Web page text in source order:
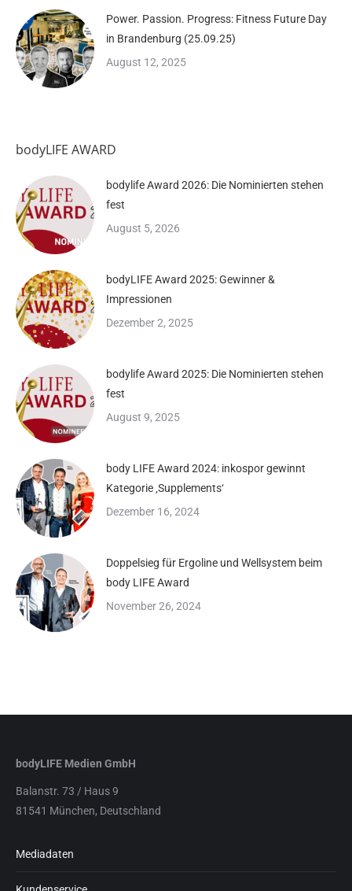
Power. Passion. Progress: Fitness Future Day
in Brandenburg (25.09.25)
August 12, 2025
bodyLIFE AWARD
bodylife Award 2026: Die Nominierten stehen
fest
August 5, 2026
bodyLIFE Award 2025: Gewinner &
Impressionen
Dezember 2, 2025
bodylife Award 2025: Die Nominierten stehen
fest
August 9, 2025
body LIFE Award 2024: inkospor gewinnt
Kategorie ‚Supplements‘
Dezember 16, 2024
Doppelsieg für Ergoline und Wellsystem beim
body LIFE Award
November 26, 2024
bodyLIFE Medien GmbH
Balanstr. 73 / Haus 9
81541 München, Deutschland
Mediadaten